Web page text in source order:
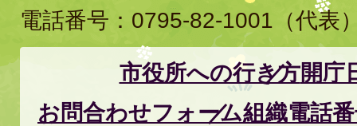
電話番号： 0795-82-1001 （代表
市役所への行き方開庁
お問合わせフォーム組織電話